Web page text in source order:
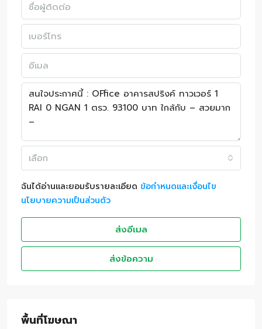
เลือก
ฉันได้อ่านและยอมรับรายละเอียด ข้อกำหนดและเงื่อนไข
นโยบายความเป็นส่วนตัว
ส่งอีเมล
ส่งข้อความ
พื้นที่โฆษณา